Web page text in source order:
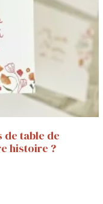
de table de
histoire ?